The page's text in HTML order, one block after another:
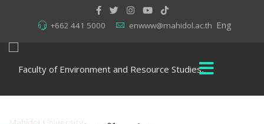
Eng
+662 441 5000 enwww@mahidol.ac.th